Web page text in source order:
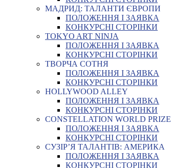
МАДРИД: ТАЛАНТИ ЄВРОПИ
ПОЛОЖЕННЯ І ЗАЯВКА
КОНКУРСНІ СТОРІНКИ
TOKYO ART NINJA
ПОЛОЖЕННЯ І ЗАЯВКА
КОНКУРСНІ СТОРІНКИ
ТВОРЧА СОТНЯ
ПОЛОЖЕННЯ І ЗАЯВКА
КОНКУРСНІ СТОРІНКИ
HOLLYWOOD ALLEY
ПОЛОЖЕННЯ І ЗАЯВКА
КОНКУРСНІ СТОРІНКИ
CONSTELLATION WORLD PRIZE
ПОЛОЖЕННЯ І ЗАЯВКА
КОНКУРСНІ СТОРІНКИ
СУЗІР’Я ТАЛАНТІВ: АМЕРИКА
ПОЛОЖЕННЯ І ЗАЯВКА
КОНКУРСНІ СТОРІНКИ